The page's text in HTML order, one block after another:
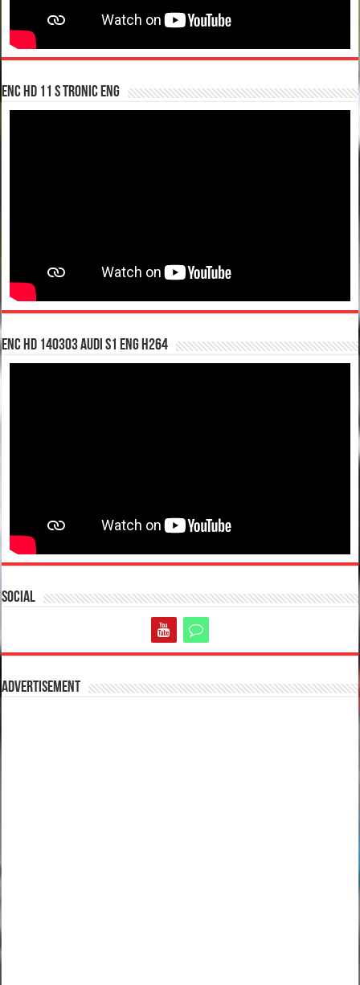
enc hd 11 S tronic ENG
enc hd 140303 Audi S1 ENG H264
Social
Advertisement